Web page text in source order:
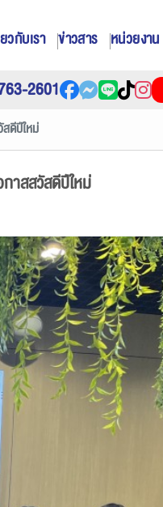
วกับเรา ข่าวสาร หน่วยงาน
2601
สดีปีใหม่
าสสวัสดีปีใหม่